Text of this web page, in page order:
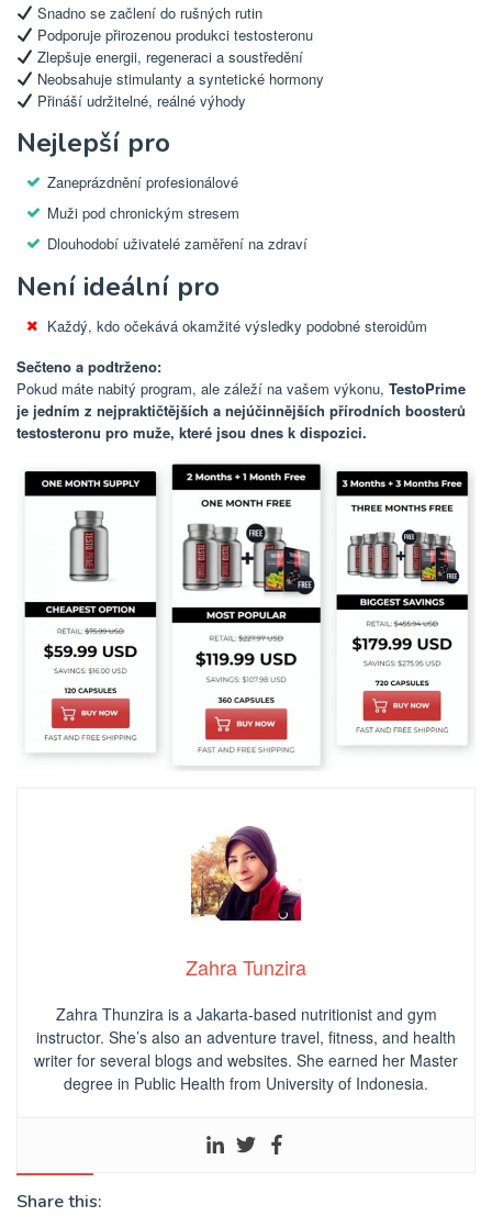
Snadno se začlení do rušných rutin
Podporuje přirozenou produkci testosteronu
Zlepšuje energii, regeneraci a soustředění
Neobsahuje stimulanty a syntetické hormony
Přináší udržitelné, reálné výhody
Nejlepší pro
Zaneprázdnění profesionálové
Muži pod chronickým stresem
Dlouhodobí uživatelé zaměření na zdraví
Není ideální pro
Každý, kdo očekává okamžité výsledky podobné steroidům
Sečteno a podtrženo:
Pokud máte nabitý program, ale záleží na vašem výkonu, TestoPrime
je jedním z nejpraktičtějších a nejúčinnějších přírodních boosterů
testosteronu pro muže, které jsou dnes k dispozici.
Zahra Tunzira
Zahra Thunzira is a Jakarta-based nutritionist and gym
instructor. She’s also an adventure travel, fitness, and health
writer for several blogs and websites. She earned her Master
degree in Public Health from University of Indonesia.
Share this: